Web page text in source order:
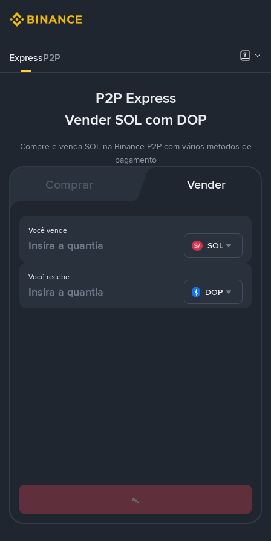
ExpressP2P
P2P Express
Vender SOL com DOP
Compre e venda SOL na Binance P2P com vários métodos de
pagamento
Comprar Vender
Você recebe
DOP
Você vende
SOL